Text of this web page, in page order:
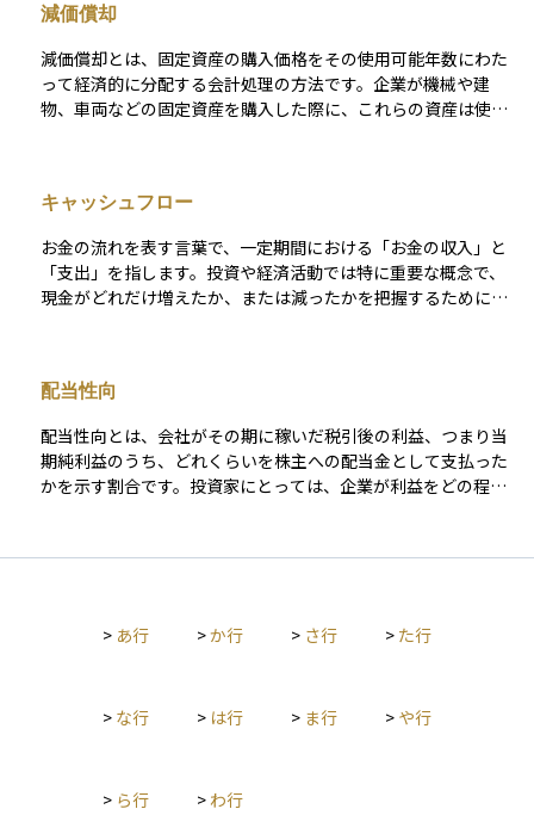
額から手軽に不動産投資を始められるのが大きな特徴です。 投
資家は、REITを通じて間接的にさまざまな不動産の「オーナ
ー」となり、不動産運用のプロによる安定した収益（インカム
ゲイン）を得ることができます。しかも、実物の不動産を所有
するわけではないので、物件の管理や修繕といった手間がかか
方で、REITの価格は、不動産市況や金利の動向、経済環境の変
が下がる傾向があるため、市場環境を定期的にチェックしなが
ら投資判断を行うことが重要です。 REITは、安定した収益を重
視する人や、実物資産への投資に関心があるものの手間やコス
減価償却
減価償却とは、固定資産の購入価格をその使用可能年数にわた
って経済的に分配する会計処理の方法です。企業が機械や建
物、車両などの固定資産を購入した際に、これらの資産は使用
ます。 減価償却には様々な方法がありますが、一般的なものに
直線法、定率法、数字和法があります。直線法はもっとも単純
で、資産の耐用年数にわたって均等に費用を計上します。定率
法は残存価値を基に毎年一定の割合で費用を計上し、数字和法
では耐用年数の初年度に最も多くの費用を計上し、年数が経過
得を減少させることができます。このため、適切な減価償却方
す。
キャッシュフロー
お金の流れを表す言葉で、一定期間における「お金の収入」と
「支出」を指します。投資や経済活動では特に重要な概念で、
現金がどれだけ増えたか、または減ったかを把握するために使
つ目は借入金や配当などの「財務キャッシュフロー」です。 キ
ャッシュフローがプラスであれば手元にお金が増えている状
態、マイナスであれば減っている状態を示します。これを理解
することで、資産の健全性や投資先の実態を見極めることがで
き、初心者でも資金管理や投資判断の基礎として役立てられま
配当性向
配当性向とは、会社がその期に稼いだ税引後の利益、つまり当
期純利益のうち、どれくらいを株主への配当金として支払った
かを示す割合です。投資家にとっては、企業が利益をどの程度
す。たとえば、配当性向が50％であれば、会社が利益の半分を
解するために役立ちます。
> あ行 >か行 > さ行 > た行
> な行 > は行 > ま行 > や行
> ら行 > わ行